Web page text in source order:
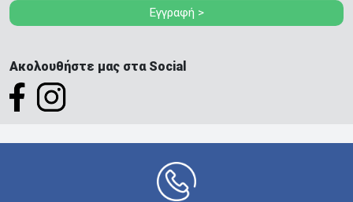
Εγγραφή >
Ακολουθήστε μας στα Social